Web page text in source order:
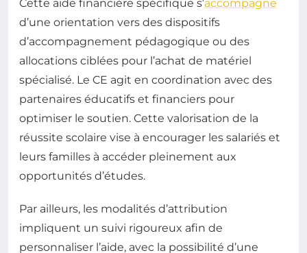
Cette aide financière spécifique s’accompagne
d’une orientation vers des dispositifs
d’accompagnement pédagogique ou des
allocations ciblées pour l’achat de matériel
spécialisé. Le CE agit en coordination avec des
partenaires éducatifs et financiers pour
optimiser le soutien. Cette valorisation de la
réussite scolaire vise à encourager les salariés et
leurs familles à accéder pleinement aux
opportunités d’études.
Par ailleurs, les modalités d’attribution
impliquent un suivi rigoureux afin de
personnaliser l’aide, avec la possibilité d’une